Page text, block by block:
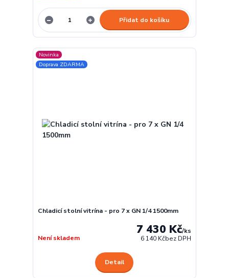
Přidat do košíku
Novinka
Doprava ZDARMA
Chladicí stolní vitrína - pro 7 x GN 1/4 1500mm
7 430 Kč/ks
6 140 Kčbez DPH
Není skladem
Detail